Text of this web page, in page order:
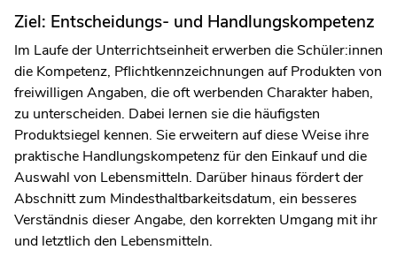
Ziel: Entscheidungs- und Handlungskompetenz
Im Laufe der Unterrichtseinheit erwerben die Schüler:innen
die Kompetenz, Pflichtkennzeichnungen auf Produkten von
freiwilligen Angaben, die oft werbenden Charakter haben,
zu unterscheiden. Dabei lernen sie die häufigsten
Produktsiegel kennen. Sie erweitern auf diese Weise ihre
praktische Handlungskompetenz für den Einkauf und die
Auswahl von Lebensmitteln. Darüber hinaus fördert der
Abschnitt zum Mindesthaltbarkeitsdatum, ein besseres
Verständnis dieser Angabe, den korrekten Umgang mit ihr
und letztlich den Lebensmitteln.